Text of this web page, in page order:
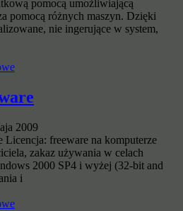
pomocą umożliwiającą
pomocą różnych maszyn. Dzięki
nie ingerujące w system,
2009
Licencja: freeware na komputerze
zakaz używania w celach
2000 SP4 i wyżej (32-bit and
i